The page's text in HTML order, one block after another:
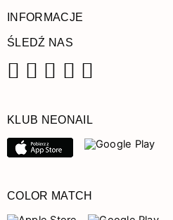
INFORMACJE
ŚLEDŹ NAS
KLUB NEONAIL
COLOR MATCH